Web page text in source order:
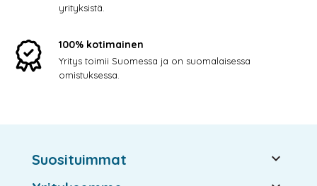
yrityksistä.
100% kotimainen
Yritys toimii Suomessa ja on suomalaisessa
omistuksessa.
Suosituimmat 